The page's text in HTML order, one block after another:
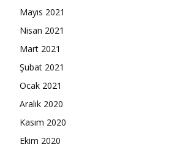
Mayıs 2021
Nisan 2021
Mart 2021
Şubat 2021
Ocak 2021
Aralık 2020
Kasım 2020
Ekim 2020